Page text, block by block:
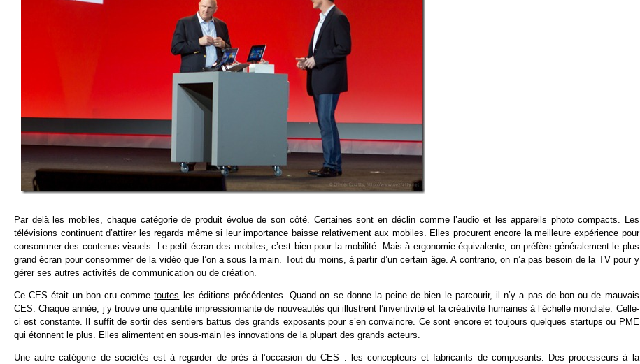
Par delà les mobiles, chaque catégorie de produit évolue de son côté. Certaines sont en déclin comme l’audio et les appareils photo compacts. Les
télévisions continuent d’attirer les regards même si leur importance baisse relativement aux mobiles. Elles procurent encore la meilleure expérience pour
consommer des contenus visuels. Le petit écran des mobiles, c’est bien pour la mobilité. Mais à ergonomie équivalente, on préfère généralement le plus
grand écran pour consommer de la vidéo que l’on a sous la main. Tout du moins, à partir d’un certain âge. A contrario, on n’a pas besoin de la TV pour y
gérer ses autres activités de communication ou de création.
Ce CES était un bon cru commetoutes les éditions précédentes. Quand on se donne la peine de bien le parcourir, il n’y a pas de bon ou de mauvais
CES. Chaque année, j’y trouve une quantité impressionnante de nouveautés qui illustrent l’inventivité et la créativité humaines à l’échelle mondiale. Celle-
ci est constante. Il suffit de sortir des sentiers battus des grands exposants pour s’en convaincre. Ce sont encore et toujours quelques startups ou PME
qui étonnent le plus. Elles alimentent en sous-main les innovations de la plupart des grands acteurs.
Une autre catégorie de sociétés est à regarder de près à l’occasion du CES : les concepteurs et fabricants de composants. Des processeurs à la